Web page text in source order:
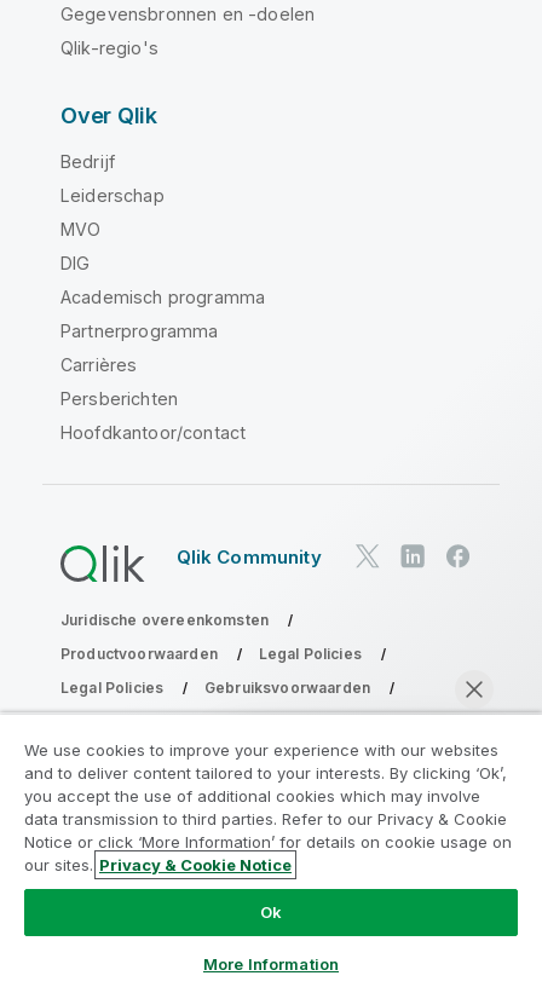
Gegevensbronnen en -doelen
Qlik-regio's
Over Qlik
Bedrijf
Leiderschap
MVO
DIG
Academisch programma
Partnerprogramma
Carrières
Persberichten
Hoofdkantoor/contact
Qlik Community
Juridische overeenkomsten
Productvoorwaarden
Legal Policies
Legal Policies
Gebruiksvoorwaarden
Handelsmerken
Do Not Share My Info
Copyright © 1993-2026 QlikTech International AB. Alle
rechten voorbehouden.
Neem deel aan het Analytics
Modernization Program
Moderniseer zonder uw waardevolle QlikView-apps op
het spel te zetten met het Analytics Modernization
Program.
ampquestions@qlik.com
We use cookies to improve your experience with our websites
and to deliver content tailored to your interests. By clicking ‘Ok’,
you accept the use of additional cookies which may involve
data transmission to third parties. Refer to our Privacy & Cookie
Notice or click ‘More Information’ for details on cookie usage on
our sites. Privacy & Cookie Notice
Ok
More Information